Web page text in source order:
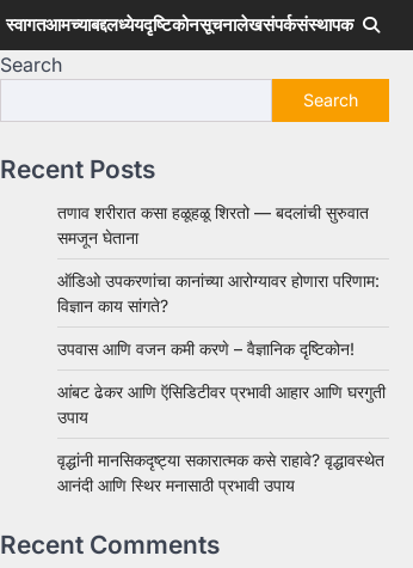
स्वागतआमच्याबद्दलध्येयदृष्टिकोनसूचनालेखसंपर्कसंस्थापक
Search
Search
Recent Posts
तणाव शरीरात कसा हळूहळू शिरतो — बदलांची सुरुवात
समजून घेताना
ऑडिओ उपकरणांचा कानांच्या आरोग्यावर होणारा परिणाम:
विज्ञान काय सांगते?
उपवास आणि वजन कमी करणे – वैज्ञानिक दृष्टिकोन!
आंबट ढेकर आणि ऍसिडिटीवर प्रभावी आहार आणि घरगुती
उपाय
वृद्धांनी मानसिकदृष्ट्या सकारात्मक कसे राहावे? वृद्धावस्थेत
आनंदी आणि स्थिर मनासाठी प्रभावी उपाय
Recent Comments